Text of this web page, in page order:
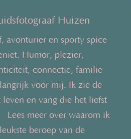
Huizen
avonturier en sporty spice
Humor, plezier,
connectie, familie
voor mij. Ik zie de
en vang die het liefst
meer over waarom ik
beroep van de